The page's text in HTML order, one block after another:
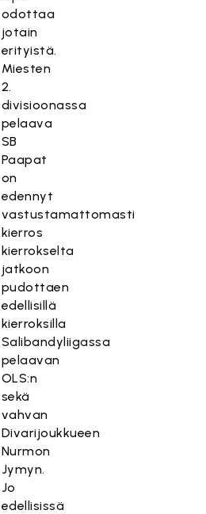
odottaa
jotain
erityistä.
Miesten
2.
divisioonassa
pelaava
SB
Paapat
on
edennyt
vastustamattomasti
kierros
kierrokselta
jatkoon
pudottaen
edellisillä
kierroksilla
Salibandyliigassa
pelaavan
OLS:n
sekä
vahvan
Divarijoukkueen
Nurmon
Jymyn.
Jo
edellisissä